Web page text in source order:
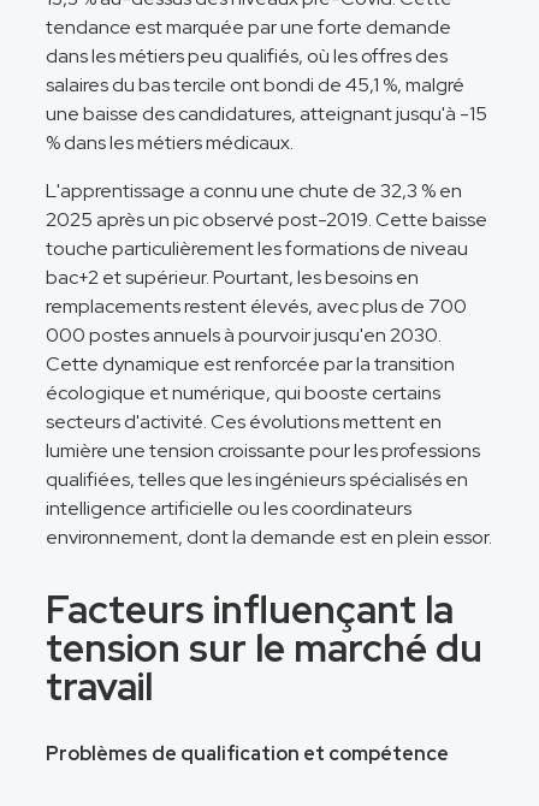
tendance est marquée par une forte demande
dans les métiers peu qualifiés, où les offres des
salaires du bas tercile ont bondi de 45,1 %, malgré
une baisse des candidatures, atteignant jusqu'à -15
% dans les métiers médicaux.
L'apprentissage a connu une chute de 32,3 % en
2025 après un pic observé post-2019. Cette baisse
touche particulièrement les formations de niveau
bac+2 et supérieur. Pourtant, les besoins en
remplacements restent élevés, avec plus de 700
000 postes annuels à pourvoir jusqu'en 2030.
Cette dynamique est renforcée par la transition
écologique et numérique, qui booste certains
secteurs d'activité. Ces évolutions mettent en
lumière une tension croissante pour les professions
qualifiées, telles que les ingénieurs spécialisés en
intelligence artificielle ou les coordinateurs
environnement, dont la demande est en plein essor.
Facteurs influençant la
tension sur le marché du
travail
Problèmes de qualification et compétence